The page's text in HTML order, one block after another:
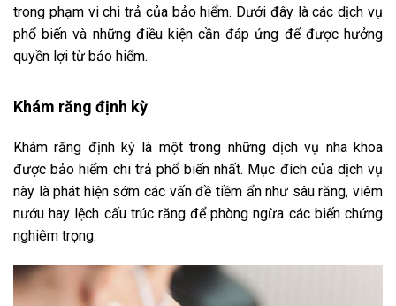
trong phạm vi chi trả của bảo hiểm. Dưới đây là các dịch vụ
phổ biến và những điều kiện cần đáp ứng để được hưởng
quyền lợi từ bảo hiểm.
Khám răng định kỳ
Khám răng định kỳ là một trong những dịch vụ nha khoa
được bảo hiểm chi trả phổ biến nhất. Mục đích của dịch vụ
này là phát hiện sớm các vấn đề tiềm ẩn như sâu răng, viêm
nướu hay lệch cấu trúc răng để phòng ngừa các biến chứng
nghiêm trọng.